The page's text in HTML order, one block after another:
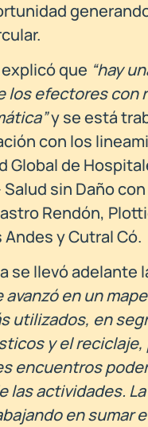
que “hay
los efectores con
y se está
con los
Global de
sin Daño
Rendón,
y Cutral Có.
se llevó adelante
avanzó en un
utilizados, en
y el reciclaje,
encuentros
las actividades.
en sumar